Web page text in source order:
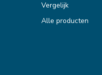
Vergelijk
Alle producten